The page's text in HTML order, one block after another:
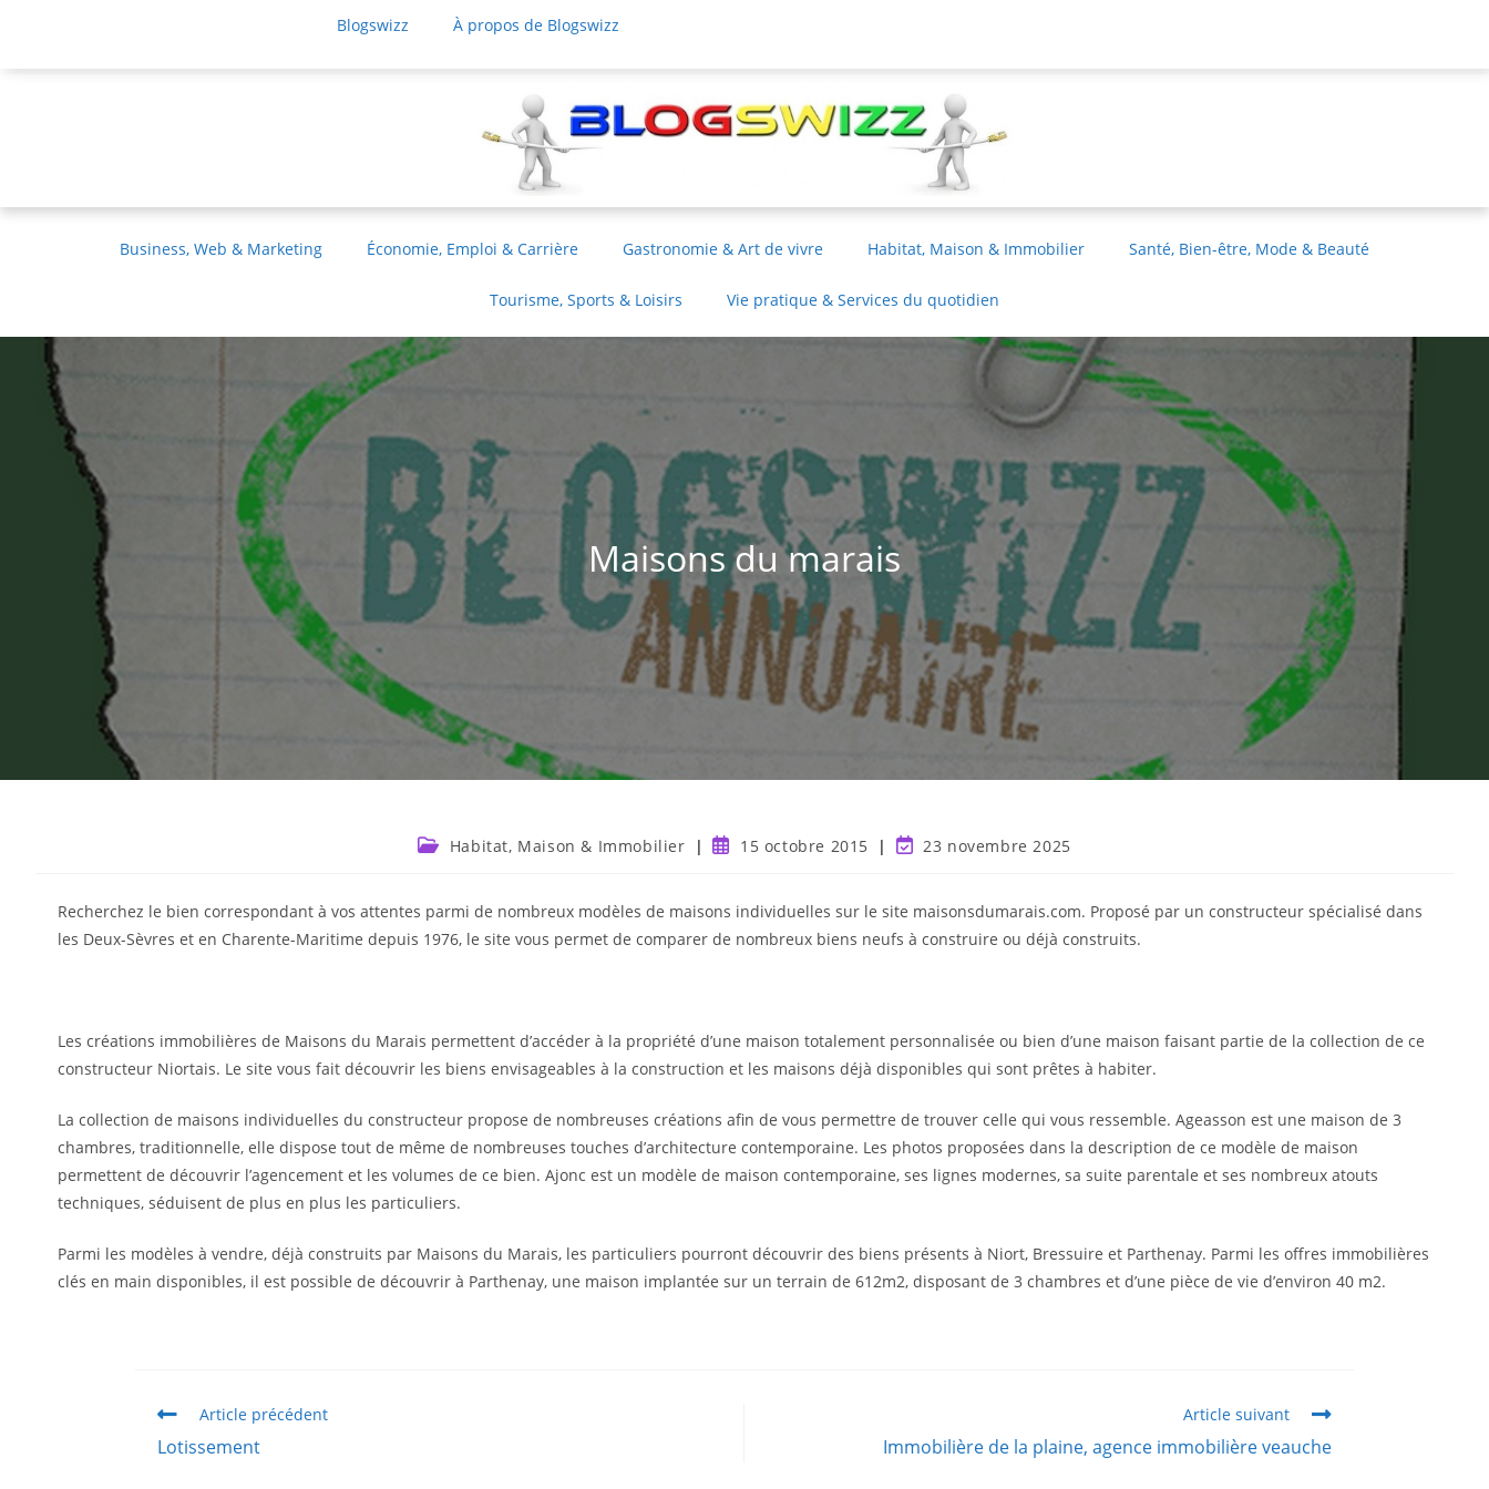
Blogswizz À propos de Blogswizz
Business, Web & Marketing Économie, Emploi & Carrière Gastronomie & Art de vivre Habitat, Maison & Immobilier Santé, Bien-être, Mode & Beauté
Tourisme, Sports & Loisirs Vie pratique & Services du quotidien
Maisons du marais
Habitat, Maison & Immobilier 15 octobre 2015 23 novembre 2025
Recherchez le bien correspondant à vos attentes parmi de nombreux modèles de maisons individuelles sur le site maisonsdumarais.com. Proposé par un constructeur spécialisé dans
les Deux-Sèvres et en Charente-Maritime depuis 1976, le site vous permet de comparer de nombreux biens neufs à construire ou déjà construits.
Les créations immobilières de Maisons du Marais permettent d’accéder à la propriété d’une maison totalement personnalisée ou bien d’une maison faisant partie de la collection de ce
constructeur Niortais. Le site vous fait découvrir les biens envisageables à la construction et les maisons déjà disponibles qui sont prêtes à habiter.
La collection de maisons individuelles du constructeur propose de nombreuses créations afin de vous permettre de trouver celle qui vous ressemble. Ageasson est une maison de 3
chambres, traditionnelle, elle dispose tout de même de nombreuses touches d’architecture contemporaine. Les photos proposées dans la description de ce modèle de maison
permettent de découvrir l’agencement et les volumes de ce bien. Ajonc est un modèle de maison contemporaine, ses lignes modernes, sa suite parentale et ses nombreux atouts
techniques, séduisent de plus en plus les particuliers.
Parmi les modèles à vendre, déjà construits par Maisons du Marais, les particuliers pourront découvrir des biens présents à Niort, Bressuire et Parthenay. Parmi les offres immobilières
clés en main disponibles, il est possible de découvrir à Parthenay, une maison implantée sur un terrain de 612m2, disposant de 3 chambres et d’une pièce de vie d’environ 40 m2.
Article précédent
Lotissement
Article suivant
Immobilière de la plaine, agence immobilière veauche